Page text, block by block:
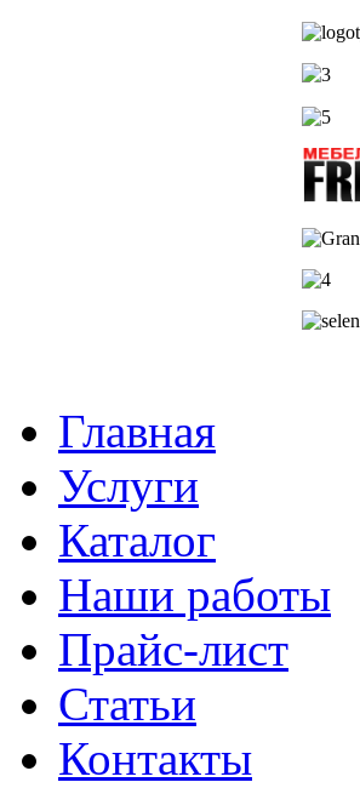
Главная
Услуги
Каталог
Наши работы
Прайс-лист
Статьи
Контакты